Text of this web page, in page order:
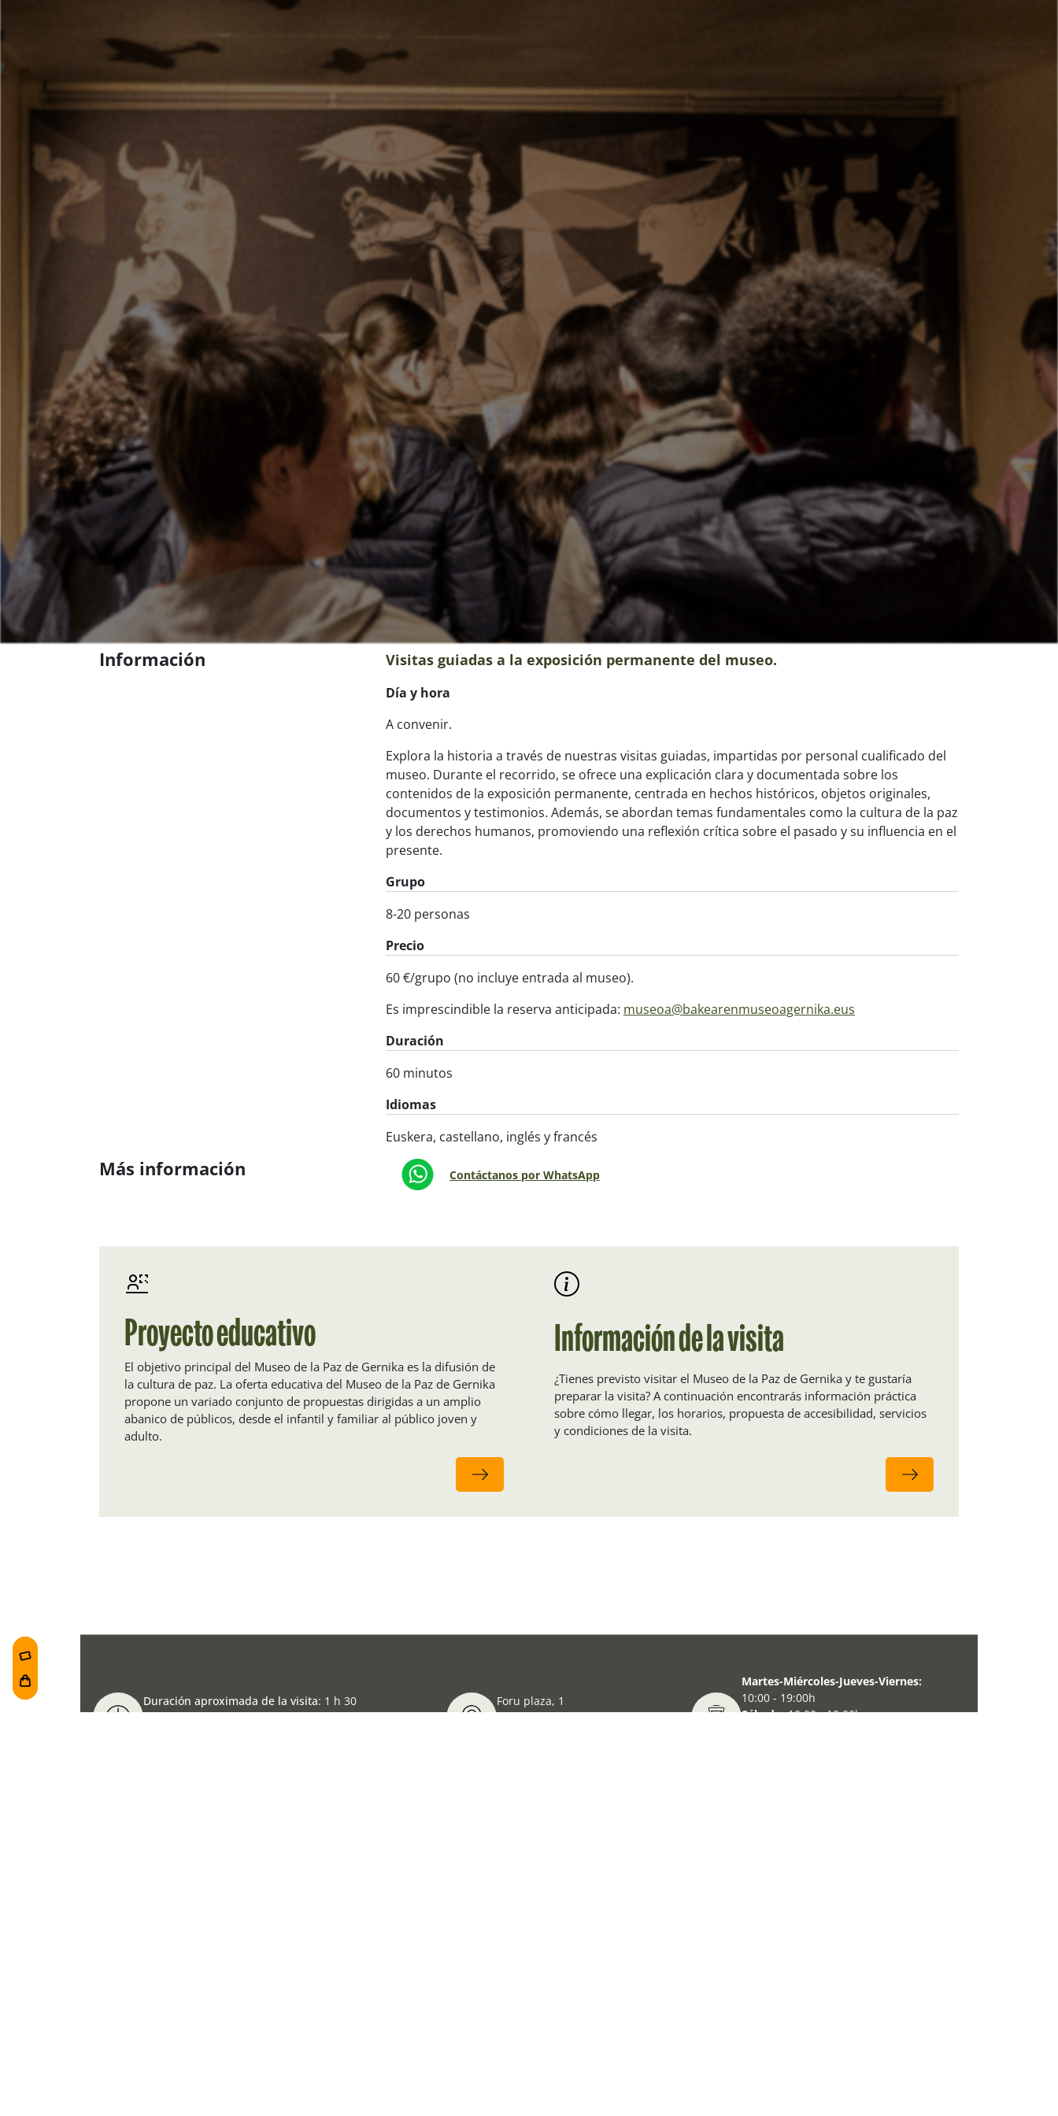
Información Visitas guiadas a la exposición permanente del museo.
Día y hora
A convenir.
Explora la historia a través de nuestras visitas guiadas, impartidas por personal cualificado del
museo. Durante el recorrido, se ofrece una explicación clara y documentada sobre los
contenidos de la exposición permanente, centrada en hechos históricos, objetos originales,
documentos y testimonios. Además, se abordan temas fundamentales como la cultura de la paz
y los derechos humanos, promoviendo una reflexión crítica sobre el pasado y su influencia en el
presente.
Grupo
8-20 personas
Precio
60 €/grupo (no incluye entrada al museo).
Es imprescindible la reserva anticipada: museoa@bakearenmuseoagernika.eus
Duración
60 minutos
Idiomas
Euskera, castellano, inglés y francés
Más información Contáctanos por WhatsApp
Proyecto educativo
El objetivo principal del Museo de la Paz de Gernika es la difusión de
la cultura de paz. La oferta educativa del Museo de la Paz de Gernika
propone un variado conjunto de propuestas dirigidas a un amplio
abanico de públicos, desde el infantil y familiar al público joven y
adulto.
Información de la visita
¿Tienes previsto visitar el Museo de la Paz de Gernika y te gustaría
preparar la visita? A continuación encontrarás información práctica
sobre cómo llegar, los horarios, propuesta de accesibilidad, servicios
y condiciones de la visita.
Duración aproximada de la visita: 1 h 30
min.
Foru plaza, 1
E48300 Gernika-Lumo
Martes-Miércoles-Jueves-Viernes:
10:00 - 19:00h
Sábado:10:00 - 19:00h